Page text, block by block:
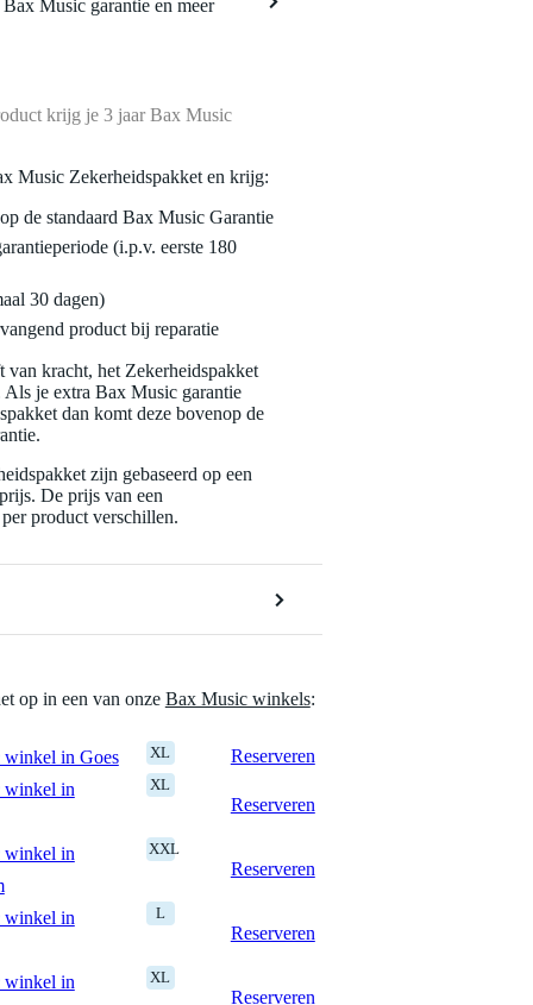
Music garantie en meer
krijg je 3 jaar Bax Music
Music Zekerheidspakket en krijg:
de standaard Bax Music Garantie
(i.p.v. eerste 180
30 dagen)
product bij reparatie
kracht, het Zekerheidspakket
je extra Bax Music garantie
dan komt deze bovenop de
zijn gebaseerd op een
De prijs van een
product verschillen.
op in een van onze Bax Music winkels:
in Goes XL
Reserveren
winkel in
XL
Reserveren
winkel in
XXL
Reserveren
winkel in
L
Reserveren
winkel in
XL
Reserveren